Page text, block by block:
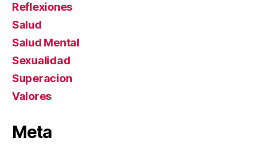
Reflexiones
Salud
Salud Mental
Sexualidad
Superacion
Valores
Meta